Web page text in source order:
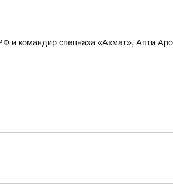
и командир спецназа «Ахмат», Апти